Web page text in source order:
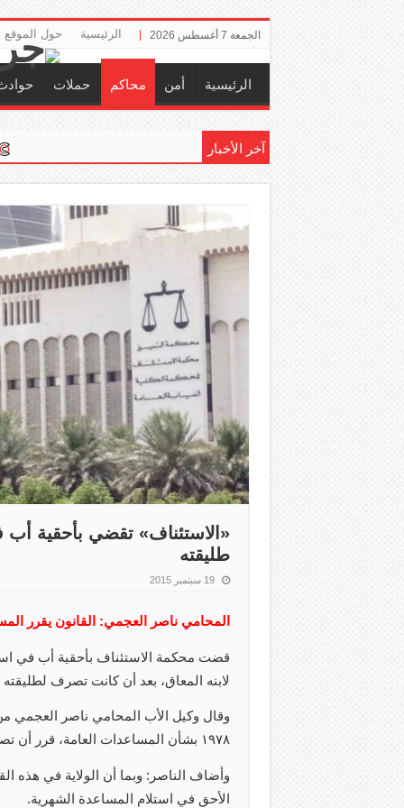
الجمعة 7 أغسطس 2026 الرئيسية حول الموقع
الرئيسية أمن محاكم حملات
آخر الأخبار إلزام
«الاستئناف» تقضي بأحقية أب
طليقته
19 سبتمبر 2015
المحامي ناصر العجمي: القانون يقرر
قضت محكمة الاستئناف بأحقية أب في
لابنه المعاق، بعد أن كانت تصرف لطليقته
١٩٧٨ بشأن المساعدات العامة، قرر أن تصرف المساعدة شهريا لرب الأسرة ويجوز أن تصرف للولي.
وأضاف الناصر: وبما أن الولاية في هذه
الأحق في استلام المساعدة الشهرية.